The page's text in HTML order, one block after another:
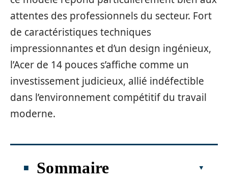
attentes des professionnels du secteur. Fort
de caractéristiques techniques
impressionnantes et d’un design ingénieux,
l’Acer de 14 pouces s’affiche comme un
investissement judicieux, allié indéfectible
dans l’environnement compétitif du travail
moderne.
Sommaire